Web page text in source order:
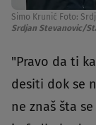
Simo Krunić Foto:
Srdjan Stevanovic/
"Pravo da ti
desiti dok se
ne znaš šta